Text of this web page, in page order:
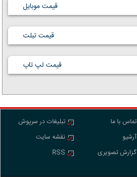
قیمت موبایل
قیمت تبلت
قیمت لپ تاپ
تماس با ما
آرشیو
گزارش تصویری
تبلیغات در سرپوش
نقشه سایت
RSS